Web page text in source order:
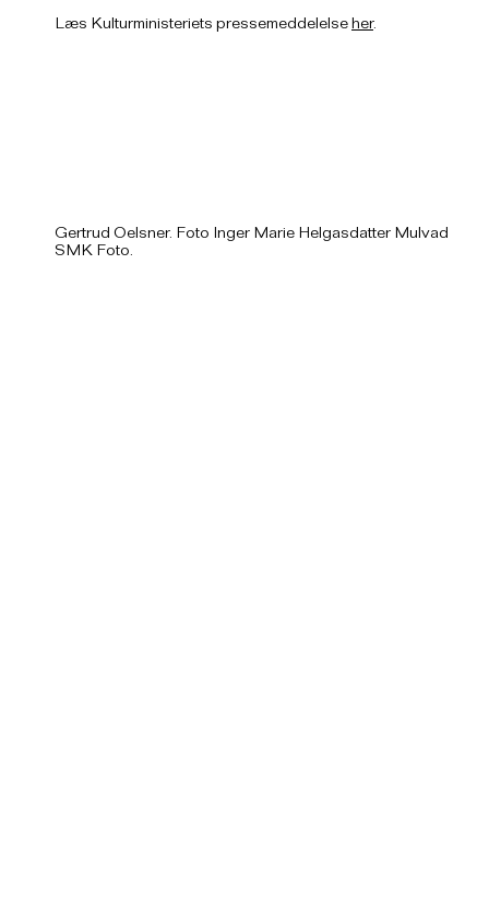
Læs Kulturministeriets pressemeddelelseher.
Gertrud Oelsner. Foto Inger Marie Helgasdatter Mulvad
SMK Foto.